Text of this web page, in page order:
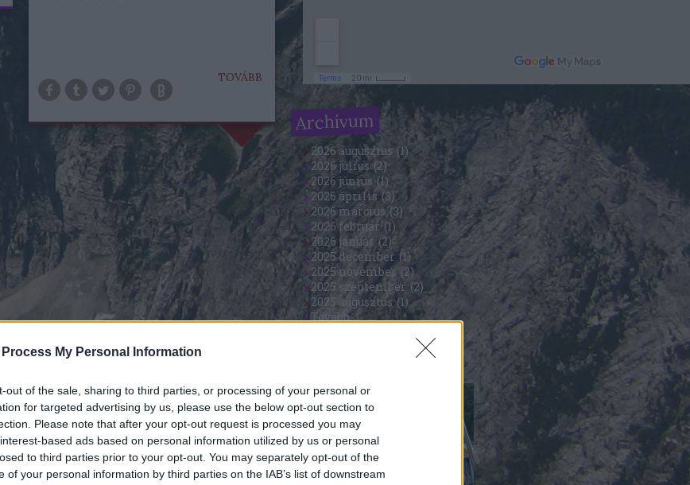
Process My Personal Information
out of the sale, sharing to third parties, or processing of your personal or
for targeted advertising by us, please use the below opt-out section to
Please note that after your opt-out request is processed you may
based ads based on personal information utilized by us or personal
to third parties prior to your opt-out. You may separately opt-out of the
of your personal information by third parties on the IAB’s list of downstream
TOVÁBB
Archívum
2026 augusztus (1)
2026 július (2)
2026 június (1)
2026 április (3)
2026 március (3)
2026 február (1)
2026 január (2)
2025 december (1)
2025 november (2)
2025 szeptember (2)
2025 augusztus (1)
Tovább...